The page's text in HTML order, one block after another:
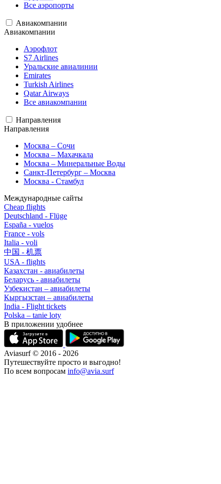
Все аэропорты
Авиакомпании
Авиакомпании
Аэрофлот
S7 Airlines
Уральские авиалинии
Emirates
Turkish Airlines
Qatar Airways
Все авиакомпании
Направления
Направления
Москва – Сочи
Москва – Махачкала
Москва – Минеральные Воды
Санкт-Петербург – Москва
Москва - Стамбул
Международные сайты
Cheap flights
Deutschland - Flüge
España - vuelos
France - vols
Italia - voli
中国 - 机票
USA - flights
Казахстан - авиабилеты
Беларусь - авиабилеты
Узбекистан – авиабилеты
Кыргызстан – авиабилеты
India - Flight tickets
Polska – tanie loty
В приложении удобнее
Aviasurf © 2016 - 2026
Путешествуйте просто и выгодно!
По всем вопросам info@avia.surf